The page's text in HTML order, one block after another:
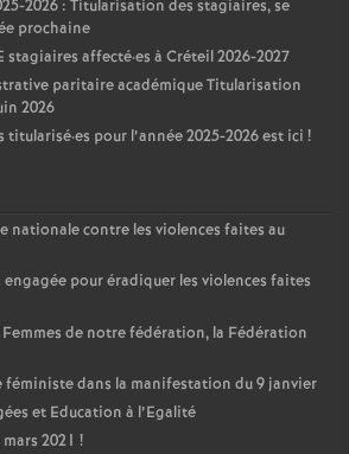
2026 : Titularisation des stagiaires, se
prochaine
stagiaires affecté·es à Créteil 2026-2027
paritaire académique Titularisation
2026
titularisé·es pour l’année 2025-2026 est ici !
nationale contre les violences faites au
engagée pour éradiquer les violences faites
Femmes de notre fédération, la Fédération
féministe dans la manifestation du 9 janvier
et Education à l’Egalité
2021 !